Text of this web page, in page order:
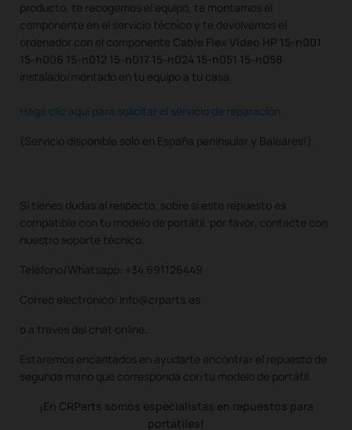
producto, te recogemos el equipo, te montamos el
componente en el servicio técnico y te devolvemos el
ordenador con el componente Cable Flex Video HP 15-n001
15-n006 15-n012 15-n017 15-n024 15-n051 15-n058
instalado/montado en tu equipo a tu casa.
Haga clic aquí para solicitar el servicio de reparación
(Servicio disponible solo en España peninsular y Baleares!)
Si tienes dudas al respecto, sobre si este repuesto es
compatible con tu modelo de portátil, por favor, contacte con
nuestro soporte técnico.
Teléfono/Whatsapp: +34 691126449
Correo electrónico: info@crparts.es
o a traves del chat online.
Estaremos encantados en ayudarte encontrar el repuesto de
segunda mano que corresponda con tu modelo de portátil.
¡En CRParts somos especialistas en repuestos para
portátiles!